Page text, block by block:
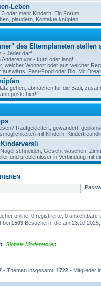
Leben
3 oder mehr Kindern. Ein Forum
plaudern, Kontakte knüpfen.
des Elternplaneten stellen
- Jeder darf.
Anderen vor - kurz oder lang!
welcher Wohnort oder aus welcher
auswärts, Fast-Food oder Bio, Mc
gehen, abmachen für die Badi,
poste hier!
Raufgeklettert, gewandert,
mit Kindern,
schneiden, Gesicht waschen,
und problemloser in Verbindung mit
online: 0 registrierte, 0
bei 1503 Besuchern, die am
Globale Moderatoren
• Themen insgesamt: 1722 • Mitglieder